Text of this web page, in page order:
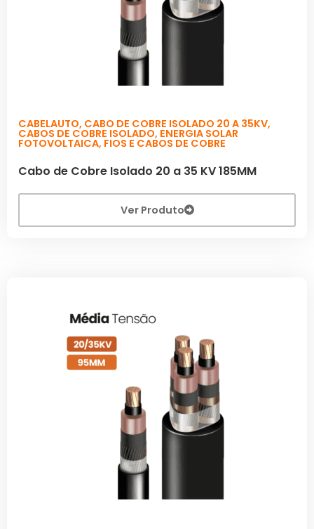
CABELAUTO, CABO DE COBRE ISOLADO 20 A 35KV,
CABOS DE COBRE ISOLADO, ENERGIA SOLAR
FOTOVOLTAICA, FIOS E CABOS DE COBRE
Cabo de Cobre Isolado 20 a 35 KV 185MM
Ver Produto